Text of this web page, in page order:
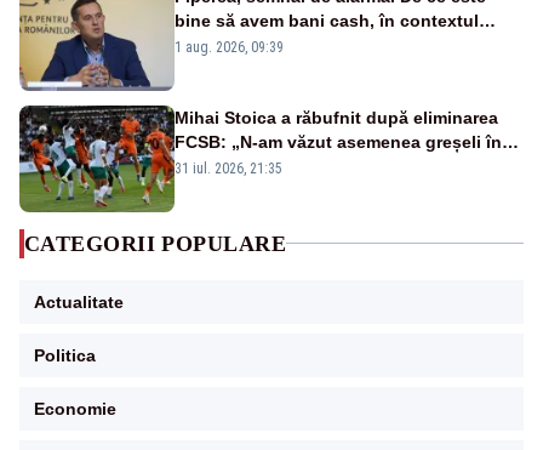
bine să avem bani cash, în contextul
alertei energetice?
1 aug. 2026, 09:39
Mihai Stoica a răbufnit după eliminarea
FCSB: „N-am văzut asemenea greșeli în
190 de meciuri europene”
31 iul. 2026, 21:35
CATEGORII POPULARE
Actualitate
Politica
Economie